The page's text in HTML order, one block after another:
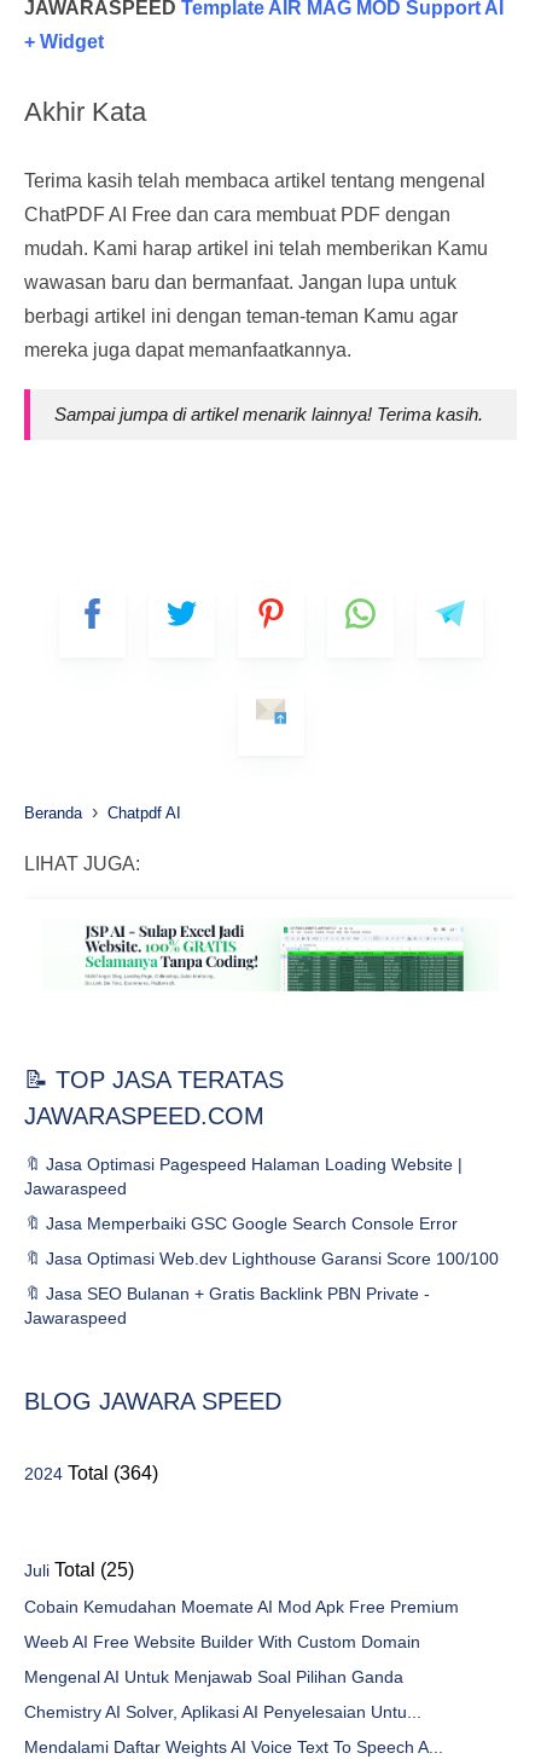
JAWARASPEED Template AIR MAG MOD Support AI
+ Widget
Akhir Kata
Terima kasih telah membaca artikel tentang mengenal
ChatPDF AI Free dan cara membuat PDF dengan
mudah. Kami harap artikel ini telah memberikan Kamu
wawasan baru dan bermanfaat. Jangan lupa untuk
berbagi artikel ini dengan teman-teman Kamu agar
mereka juga dapat memanfaatkannya.
Sampai jumpa di artikel menarik lainnya! Terima kasih.
Beranda › Chatpdf AI
LIHAT JUGA:
📝 TOP JASA TERATAS
JAWARASPEED.COM
🔖 Jasa Optimasi Pagespeed Halaman Loading Website |
Jawaraspeed
🔖 Jasa Memperbaiki GSC Google Search Console Error
🔖 Jasa Optimasi Web.dev Lighthouse Garansi Score 100/100
🔖 Jasa SEO Bulanan + Gratis Backlink PBN Private -
Jawaraspeed
BLOG JAWARA SPEED
2024 Total (364)
Juli Total (25)
Cobain Kemudahan Moemate AI Mod Apk Free Premium
Weeb AI Free Website Builder With Custom Domain
Mengenal AI Untuk Menjawab Soal Pilihan Ganda
Chemistry AI Solver, Aplikasi AI Penyelesaian Untu...
Mendalami Daftar Weights AI Voice Text To Speech A...